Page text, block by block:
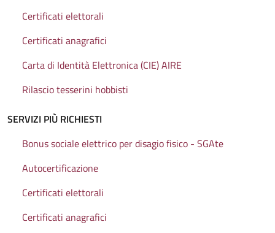
Certificati elettorali
Certificati anagrafici
Carta di Identità Elettronica (CIE) AIRE
Rilascio tesserini hobbisti
SERVIZI PIÙ RICHIESTI
Bonus sociale elettrico per disagio fisico - SGAte
Autocertificazione
Certificati elettorali
Certificati anagrafici